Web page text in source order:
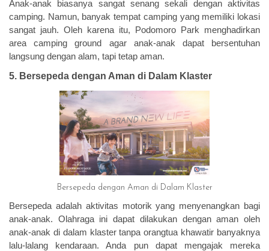
Anak-anak biasanya sangat senang sekali dengan aktivitas
camping. Namun, banyak tempat camping yang memiliki lokasi
sangat jauh. Oleh karena itu, Podomoro Park menghadirkan
area camping ground agar anak-anak dapat bersentuhan
langsung dengan alam, tapi tetap aman.
5. Bersepeda dengan Aman di Dalam Klaster
Bersepeda dengan Aman di Dalam Klaster
Bersepeda adalah aktivitas motorik yang menyenangkan bagi
anak-anak. Olahraga ini dapat dilakukan dengan aman oleh
anak-anak di dalam klaster tanpa orangtua khawatir banyaknya
lalu-lalang kendaraan. Anda pun dapat mengajak mereka